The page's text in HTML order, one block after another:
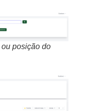
posição do